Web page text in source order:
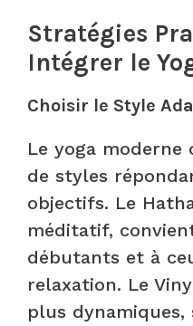
Stratégies
Intégrer le
Choisir le Style
Le yoga
de styles
objectifs. Le
méditatif,
débutants et à
relaxation. Le
plus dynamiques,